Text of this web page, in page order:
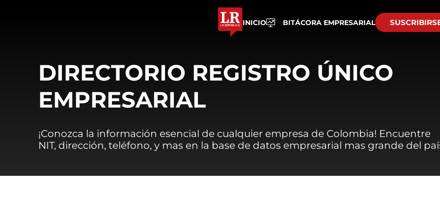
INICIO BITÁCORA EMPRESARIAL
DIRECTORIO REGISTRO ÚNICO
EMPRESARIAL
¡Conozca la información esencial de cualquier empresa de Colombia! Encuentre
NIT, dirección, teléfono, y mas en la base de datos empresarial mas grande del